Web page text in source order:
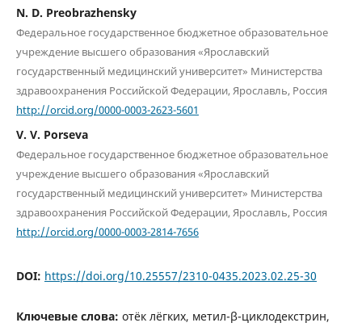
N. D. Preobrazhensky
Федеральное государственное бюджетное образовательное
учреждение высшего образования «Ярославский
государственный медицинский университет» Министерства
здравоохранения Российской Федерации, Ярославль, Россия
http://orcid.org/0000-0003-2623-5601
V. V. Porseva
Федеральное государственное бюджетное образовательное
учреждение высшего образования «Ярославский
государственный медицинский университет» Министерства
здравоохранения Российской Федерации, Ярославль, Россия
http://orcid.org/0000-0003-2814-7656
DOI: https://doi.org/10.25557/2310-0435.2023.02.25-30
Ключевые слова: отёк лёгких, метил-β-циклодекстрин,